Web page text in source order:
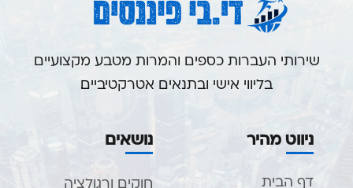
שירותי העברות כספים והמרות מטבע מקצועיים
בליווי אישי ובתנאים אטרקטיביים.
ניווט מהיר
דף הבית
נושאים
חוקים ורגולציה